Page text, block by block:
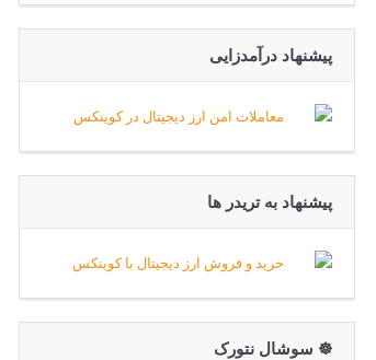
پیشنهاد درآمدزایی
پیشنهاد به تریدر ها
☸️ سوشال نتورک